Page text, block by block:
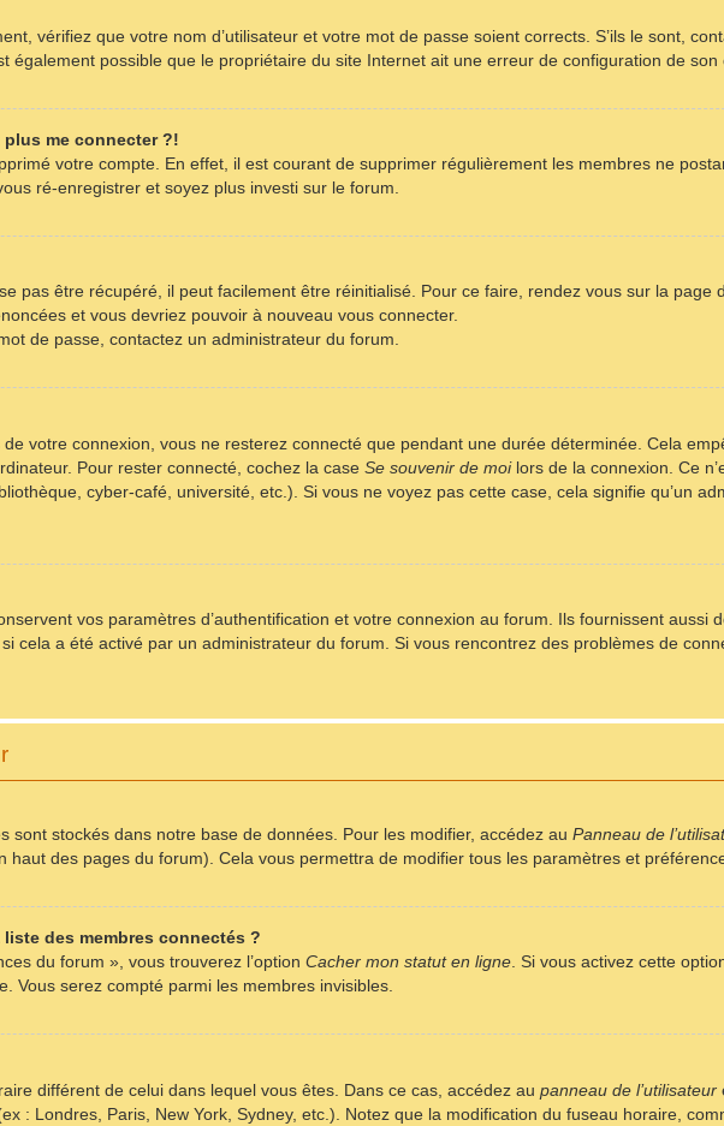
vérifiez que votre nom d’utilisateur et votre mot de passe soient corrects. S’ils le sont,
également possible que le propriétaire du site Internet ait une erreur de configuration de son
me connecter ?!
votre compte. En effet, il est courant de supprimer régulièrement les membres ne
ré-enregistrer et soyez plus investi sur le forum.
pas être récupéré, il peut facilement être réinitialisé. Pour ce faire, rendez vous sur la page
et vous devriez pouvoir à nouveau vous connecter.
de passe, contactez un administrateur du forum.
votre connexion, vous ne resterez connecté que pendant une durée déterminée. Cela
Pour rester connecté, cochez la case Se souvenir de moilors de la connexion. Ce
cyber-café, université, etc.). Si vous ne voyez pas cette case, cela signifie qu’un
vos paramètres d’authentification et votre connexion au forum. Ils fournissent aussi
cela a été activé par un administrateur du forum. Si vous rencontrez des problèmes de
stockés dans notre base de données. Pour les modifier, accédez au Panneau de
haut des pages du forum). Cela vous permettra de modifier tous les paramètres et
des membres connectés ?
du forum », vous trouverez l’option Cacher mon statut en ligne. Si vous activez cette
Vous serez compté parmi les membres invisibles.
différent de celui dans lequel vous êtes. Dans ce cas, accédez au panneau de l’utilisateur
: Londres, Paris, New York, Sydney, etc.). Notez que la modification du fuseau horaire,